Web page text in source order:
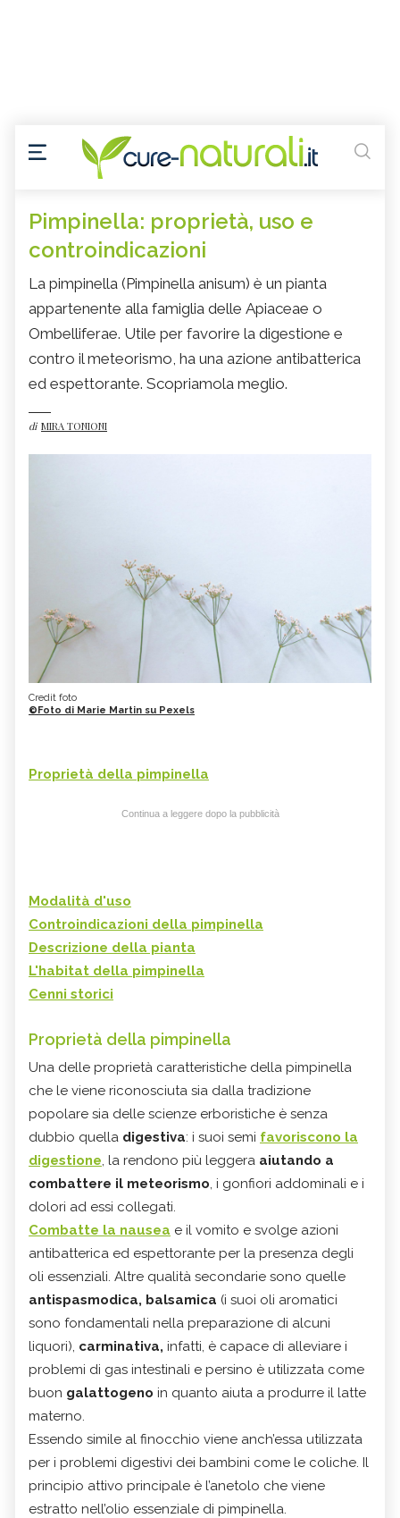
Pimpinella: proprietà, uso e
controindicazioni
La pimpinella (Pimpinella anisum) è un pianta
appartenente alla famiglia delle Apiaceae o
Ombelliferae. Utile per favorire la digestione e
contro il meteorismo, ha una azione antibatterica
ed espettorante. Scopriamola meglio.
di MIRA TONIONI
Credit foto
©Foto di Marie Martin su Pexels
Proprietà della pimpinella
Continua a leggere dopo la pubblicità
Modalità d'uso
Controindicazioni della pimpinella
Descrizione della pianta
L'habitat della pimpinella
Cenni storici
Proprietà della pimpinella
Una delle proprietà caratteristiche della pimpinella
che le viene riconosciuta sia dalla tradizione
popolare sia delle scienze erboristiche è senza
dubbio quella digestiva: i suoi semi favoriscono la
digestione, la rendono più leggera aiutando a
combattere il meteorismo, i gonfiori addominali e i
dolori ad essi collegati.
Combatte la nausea e il vomito e svolge azioni
antibatterica ed espettorante per la presenza degli
oli essenziali. Altre qualità secondarie sono quelle
antispasmodica, balsamica (i suoi oli aromatici
sono fondamentali nella preparazione di alcuni
liquori), carminativa, infatti, è capace di alleviare i
problemi di gas intestinali e persino è utilizzata come
buon galattogeno in quanto aiuta a produrre il latte
materno.
Essendo simile al finocchio viene anch’essa utilizzata
per i problemi digestivi dei bambini come le coliche. Il
principio attivo principale è l’anetolo che viene
estratto nell’olio essenziale di pimpinella.